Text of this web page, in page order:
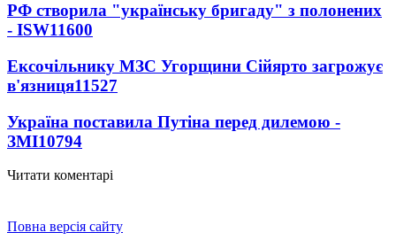
РФ створила "українську бригаду" з полонених
- ISW11600
Ексочільнику МЗС Угорщини Сійярто загрожує
в'язниця11527
Україна поставила Путіна перед дилемою -
ЗМІ10794
Читати коментарі
Повна версія сайту